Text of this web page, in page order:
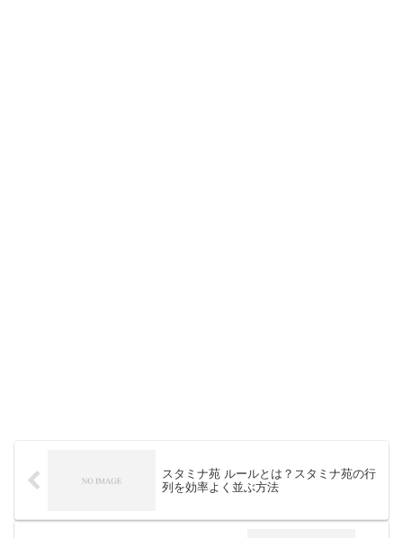
スタミナ苑 ルールとは？スタミナ苑の行
列を効率よく並ぶ方法